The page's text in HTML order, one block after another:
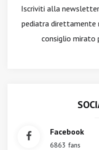
Iscriviti alla newsletter
pediatra direttamente
consiglio mirato
Facebook
6863 fans